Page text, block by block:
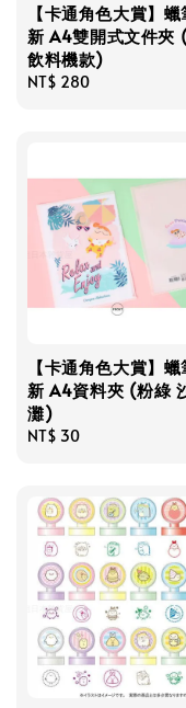
【卡通角色大賞】
新 A4雙開式文件夾
飲料機款)
Regular
NT$ 280
【卡通角色大賞】
新 A4資料夾 (粉綠
灘)
Regular
NT$ 30